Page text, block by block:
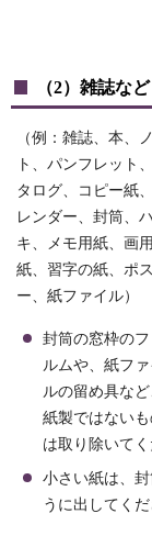
（2）雑誌など
（例：雑誌、本、
ト、パンフレット
タログ、コピー紙
レンダー、封筒、
キ、メモ用紙、画用
紙、習字の紙、ポ
ー、紙ファイル）
封筒の窓枠のフ
ルムや、紙ファ
ルの留め具など
紙製ではない
は取り除いてく
小さい紙は、
うに出してくだ